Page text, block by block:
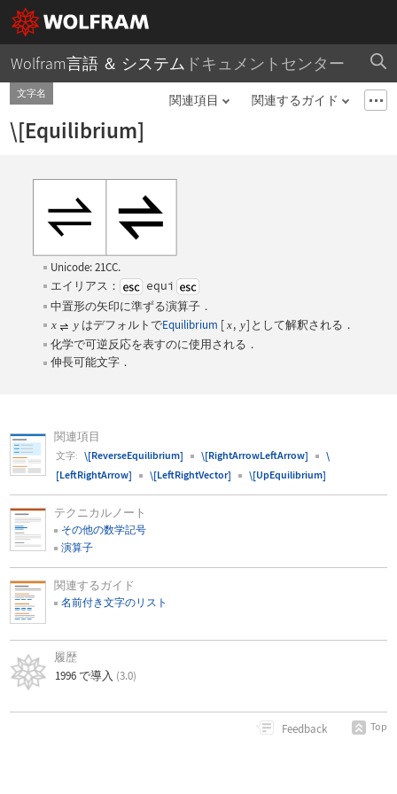
Wolfram言語 ＆ システム ドキュメントセンター
文字名 関連項目 関連するガイド
\[Equilibrium]
Unicode: 21CC.
エイリアス：
equi
中置形の矢印に準ずる演算子．
x y はデフォルトでEquilibrium [ x, y] として解釈される．
化学で可逆反応を表すのに使用される．
伸長可能文字．
関連項目
文字: \[ReverseEquilibrium] \[RightArrowLeftArrow]
\
[LeftRightArrow]
\[LeftRightVector] \[UpEquilibrium]
テクニカルノート
その他の数学記号
演算子
関連するガイド
名前付き文字のリスト
履歴
1996 で導入 (3.0)
Feedback Top